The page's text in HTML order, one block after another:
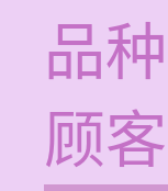
品
顾客